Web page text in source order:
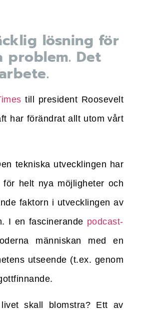
lösning för
problem. Det
till president Roosevelt
har förändrat allt utom vårt
tekniska utvecklingen har
helt nya möjligheter och
faktorn i utvecklingen av
I en fascinerande podcast-
människan med en
utseende (t.ex. genom
skall blomstra? Ett av